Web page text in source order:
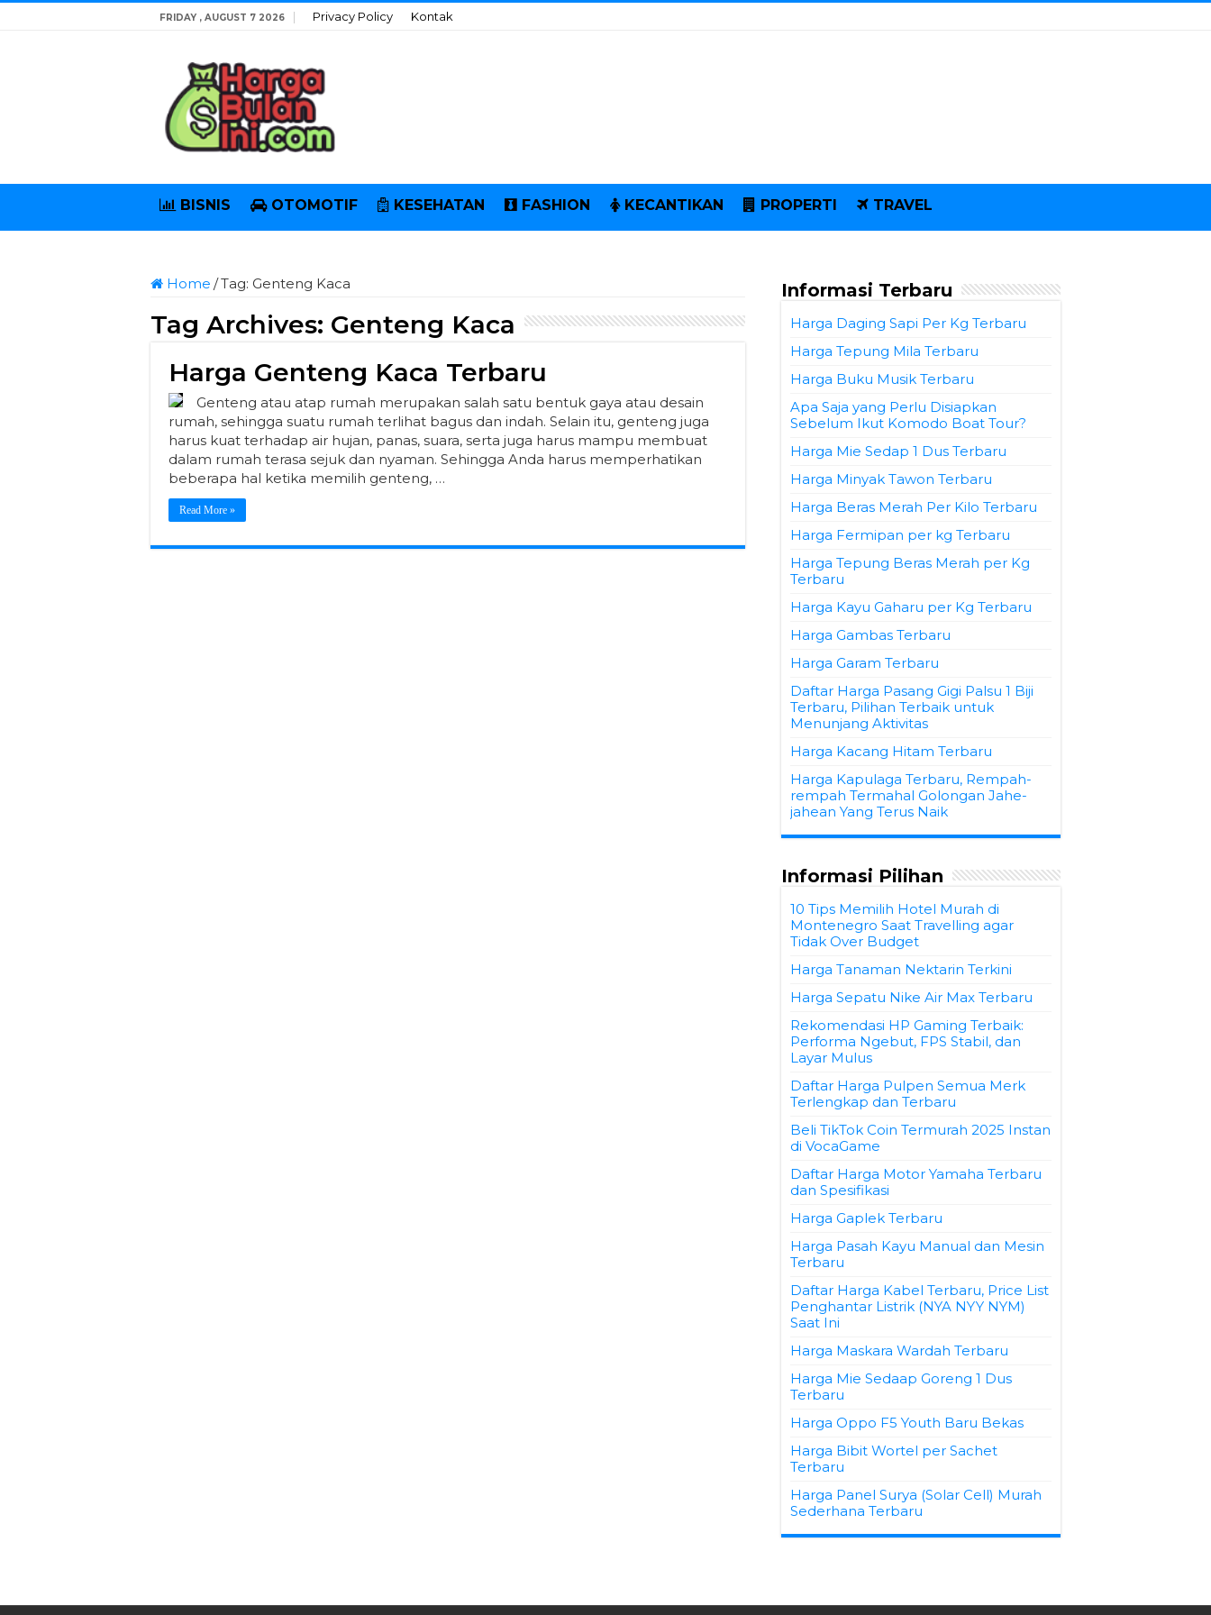
FRIDAY , AUGUST 7 2026 Privacy Policy Kontak
BISNIS OTOMOTIF KESEHATAN FASHION KECANTIKAN PROPERTI TRAVEL
Home /Tag: Genteng Kaca
Tag Archives: Genteng Kaca
Harga Genteng Kaca Terbaru
Genteng atau atap rumah merupakan salah satu bentuk gaya atau desain
rumah, sehingga suatu rumah terlihat bagus dan indah. Selain itu, genteng juga
harus kuat terhadap air hujan, panas, suara, serta juga harus mampu membuat
dalam rumah terasa sejuk dan nyaman. Sehingga Anda harus memperhatikan
beberapa hal ketika memilih genteng, …
Read More »
Informasi Terbaru
Harga Daging Sapi Per Kg Terbaru
Harga Tepung Mila Terbaru
Harga Buku Musik Terbaru
Apa Saja yang Perlu Disiapkan
Sebelum Ikut Komodo Boat Tour?
Harga Mie Sedap 1 Dus Terbaru
Harga Minyak Tawon Terbaru
Harga Beras Merah Per Kilo Terbaru
Harga Fermipan per kg Terbaru
Harga Tepung Beras Merah per Kg
Terbaru
Harga Kayu Gaharu per Kg Terbaru
Harga Gambas Terbaru
Harga Garam Terbaru
Daftar Harga Pasang Gigi Palsu 1 Biji
Terbaru, Pilihan Terbaik untuk
Menunjang Aktivitas
Harga Kacang Hitam Terbaru
Harga Kapulaga Terbaru, Rempah-
rempah Termahal Golongan Jahe-
jahean Yang Terus Naik
Informasi Pilihan
10 Tips Memilih Hotel Murah di
Montenegro Saat Travelling agar
Tidak Over Budget
Harga Tanaman Nektarin Terkini
Harga Sepatu Nike Air Max Terbaru
Rekomendasi HP Gaming Terbaik:
Performa Ngebut, FPS Stabil, dan
Layar Mulus
Daftar Harga Pulpen Semua Merk
Terlengkap dan Terbaru
Beli TikTok Coin Termurah 2025 Instan
di VocaGame
Daftar Harga Motor Yamaha Terbaru
dan Spesifikasi
Harga Gaplek Terbaru
Harga Pasah Kayu Manual dan Mesin
Terbaru
Daftar Harga Kabel Terbaru, Price List
Penghantar Listrik (NYA NYY NYM)
Saat Ini
Harga Maskara Wardah Terbaru
Harga Mie Sedaap Goreng 1 Dus
Terbaru
Harga Oppo F5 Youth Baru Bekas
Harga Bibit Wortel per Sachet
Terbaru
Harga Panel Surya (Solar Cell) Murah
Sederhana Terbaru